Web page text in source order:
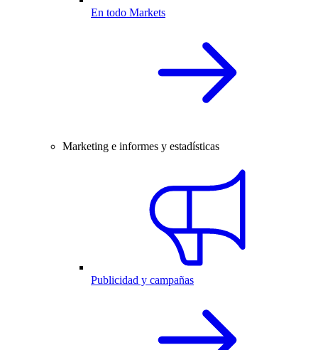
En todo Markets
Marketing e informes y estadísticas
Publicidad y campañas